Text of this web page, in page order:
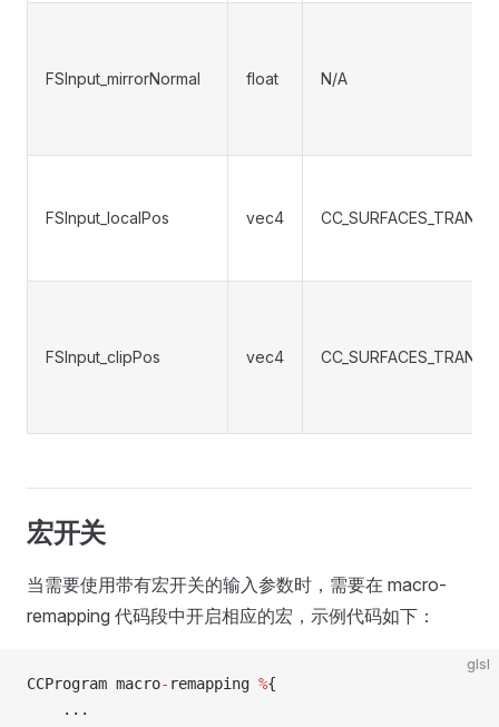
FSInput_mirrorNormal float N/A
FSInput_localPos vec4
FSInput_clipPos vec4
宏开关
当需要使用带有宏开关的输入参数时，需要在 macro-
remapping 代码段中开启相应的宏，示例代码如下：
glsl
CCProgram macro- remapping %{
    ...